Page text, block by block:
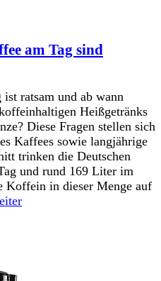
am Tag sind
ratsam und ab wann
Heißgetränks
Diese Fragen stellen sich
Kaffees sowie langjährige
trinken die Deutschen
und rund 169 Liter im
Koffein in dieser Menge auf